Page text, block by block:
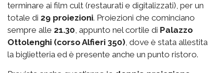
terminare ai film cult (restaurati e digitalizzati), per un
totale di 29 proiezioni. Proiezioni che cominciano
sempre alle 21.30, appunto nel cortile di Palazzo
Ottolenghi (corso Alfieri 350), dove è stata allestita
la biglietteria ed è presente anche un punto ristoro.